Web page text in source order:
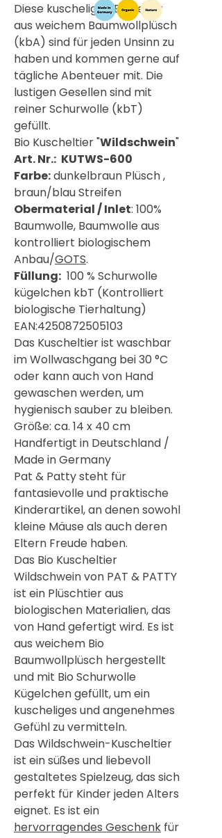
Diese kuscheligen Begleiter
aus weichem Baumwollplüsch
(kbA) sind für jeden Unsinn zu
haben und kommen gerne auf
tägliche Abenteuer mit. Die
lustigen Gesellen sind mit
reiner Schurwolle (kbT)
gefüllt.
Bio Kuscheltier "Wildschwein"
Art. Nr.: KUTWS-600
Farbe:dunkelbraun Plüsch ,
braun/blau Streifen
Obermaterial / Inlet: 100%
Baumwolle, Baumwolle aus
kontrolliert biologischem
Anbau/GOTS.
Füllung: 100 % Schurwolle
kügelchen kbT (Kontrolliert
biologische Tierhaltung)
EAN:4250872505103
Das Kuscheltier ist waschbar
im Wollwaschgang bei 30 °C
oder kann auch von Hand
gewaschen werden, um
hygienisch sauber zu bleiben.
Größe: ca. 14 x 40 cm
Handfertigt in Deutschland /
Made in Germany
Pat & Patty steht für
fantasievolle und praktische
Kinderartikel, an denen sowohl
kleine Mäuse als auch deren
Eltern Freude haben.
Das Bio Kuscheltier
Wildschwein von PAT & PATTY
ist ein Plüschtier aus
biologischen Materialien, das
von Hand gefertigt wird. Es ist
aus weichem Bio
Baumwollplüsch hergestellt
und mit Bio Schurwolle
Kügelchen gefüllt, um ein
kuscheliges und angenehmes
Gefühl zu vermitteln.
Das Wildschwein-Kuscheltier
ist ein süßes und liebevoll
gestaltetes Spielzeug, das sich
perfekt für Kinder jeden Alters
eignet. Es ist ein
hervorragendes Geschenk für